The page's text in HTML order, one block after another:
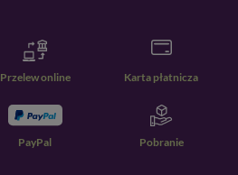
Przelew online Karta płatnicza
PayPal Pobranie